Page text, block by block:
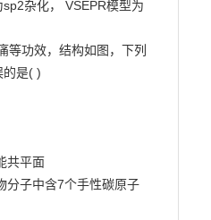
杂化， VSEPR模型为
等功效，结构如图，下列
的是( )
共平面
分子中含7个手性碳原子